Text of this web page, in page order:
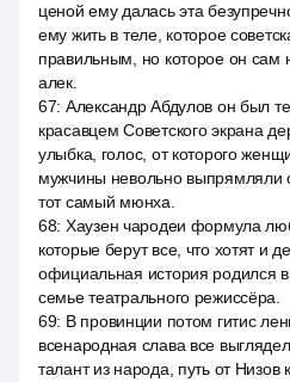
ценой ему далась эта
ему жить в теле, которое
правильным, но которое он сам
алек.
67: Александр Абдулов он был
красавцем Советского экрана
улыбка, голос, от которого
мужчины невольно выпрямляли
тот самый мюнха.
68: Хаузен чародеи формула
которые берут все, что хотят и
официальная история родился
семье театрального режиссёра.
69: В провинции потом гитис
всенародная слава все
талант из народа, путь от